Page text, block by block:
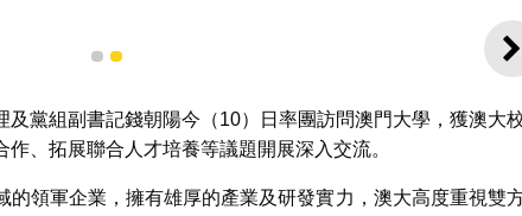
1 2
黨組副書記錢朝陽今（10）日率團訪問澳門大學，獲澳大
、拓展聯合人才培養等議題開展深入交流。
的領軍企業，擁有雄厚的產業及研發實力，澳大高度重視雙